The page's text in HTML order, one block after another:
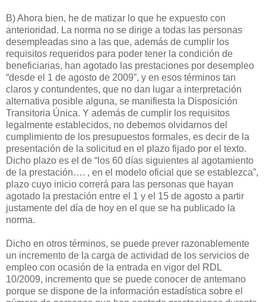
B) Ahora bien, he de matizar lo que he expuesto con
anterioridad. La norma no se dirige a todas las personas
desempleadas sino a las que, además de cumplir los
requisitos requeridos para poder tener la condición de
beneficiarias, han agotado las prestaciones por desempleo
“desde el 1 de agosto de 2009”, y en esos términos tan
claros y contundentes, que no dan lugar a interpretación
alternativa posible alguna, se manifiesta la Disposición
Transitoria Única. Y además de cumplir los requisitos
legalmente establecidos, no debemos olvidarnos del
cumplimiento de los presupuestos formales, es decir de la
presentación de la solicitud en el plazo fijado por el texto.
Dicho plazo es el de “los 60 días siguientes al agotamiento
de la prestación…. , en el modelo oficial que se establezca”,
plazo cuyo inicio correrá para las personas que hayan
agotado la prestación entre el 1 y el 15 de agosto a partir
justamente del día de hoy en el que se ha publicado la
norma.
Dicho en otros términos, se puede prever razonablemente
un incremento de la carga de actividad de los servicios de
empleo con ocasión de la entrada en vigor del RDL
10/2009, incremento que se puede conocer de antemano
porque se dispone de la información estadística sobre el